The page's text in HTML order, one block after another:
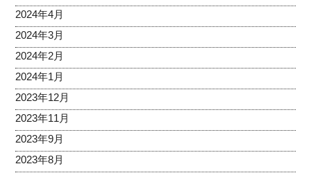
2024年4月
2024年3月
2024年2月
2024年1月
2023年12月
2023年11月
2023年9月
2023年8月